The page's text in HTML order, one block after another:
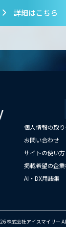
詳細はこちら
個人情報の取
お問い合わせ
サイトの使い方
掲載希望の企
AI・DX用語集
株式会社アイスマイリー